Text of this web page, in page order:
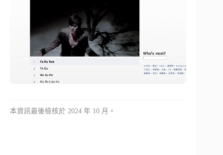
本資訊最後檢核於 2024 年 10 月。